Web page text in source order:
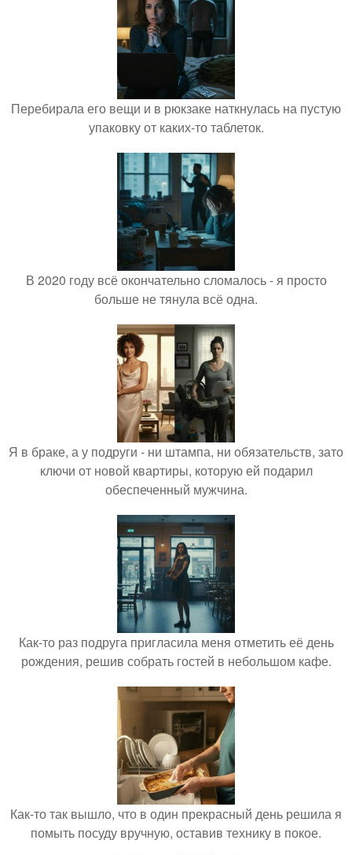
Перебирала его вещи и в рюкзаке наткнулась на пустую
упаковку от каких-то таблеток.
В 2020 году всё окончательно сломалось - я просто
больше не тянула всё одна.
Я в браке, а у подруги - ни штампа, ни обязательств, зато
ключи от новой квартиры, которую ей подарил
обеспеченный мужчина.
Как-то раз подруга пригласила меня отметить её день
рождения, решив собрать гостей в небольшом кафе.
Как-то так вышло, что в один прекрасный день решила я
помыть посуду вручную, оставив технику в покое.